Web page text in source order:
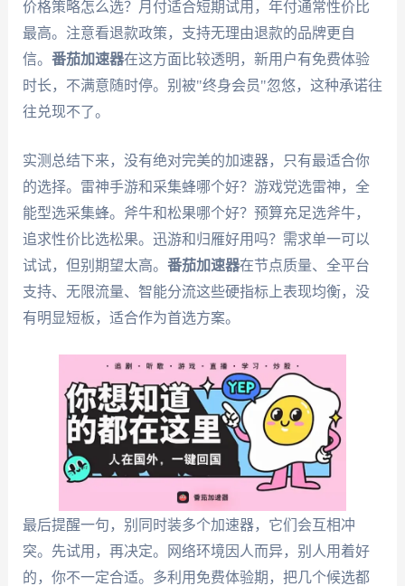
价格策略怎么选？月付适合短期试用，年付通常性价比
最高。注意看退款政策，支持无理由退款的品牌更自
信。 番茄加速器在这方面比较透明，新用户有免费体验
时长，不满意随时停。别被"终身会员"忽悠，这种承诺往
往兑现不了。
实测总结下来，没有绝对完美的加速器，只有最适合你
的选择。雷神手游和采集蜂哪个好？游戏党选雷神，全
能型选采集蜂。斧牛和松果哪个好？预算充足选斧牛，
追求性价比选松果。迅游和归雁好用吗？需求单一可以
试试，但别期望太高。 番茄加速器在节点质量、全平台
支持、无限流量、智能分流这些硬指标上表现均衡，没
有明显短板，适合作为首选方案。
最后提醒一句，别同时装多个加速器，它们会互相冲
突。先试用，再决定。网络环境因人而异，别人用着好
的，你不一定合适。多利用免费体验期，把几个候选都